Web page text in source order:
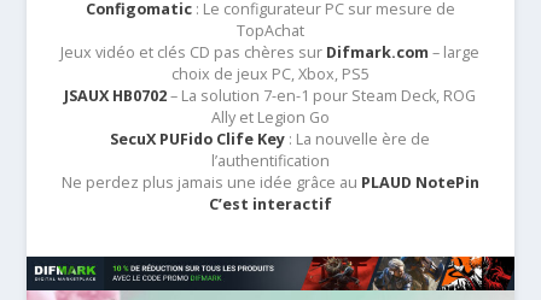
Configomatic: Le configurateur PC sur mesure de
TopAchat
Jeux vidéo et clés CD pas chères sur Difmark.com – large
choix de jeux PC, Xbox, PS5
JSAUX HB0702– La solution 7-en-1 pour Steam Deck, ROG
Ally et Legion Go
SecuX PUFido Clife Key : La nouvelle ère de
l’authentification
Ne perdez plus jamais une idée grâce au PLAUD NotePin
C’est interactif